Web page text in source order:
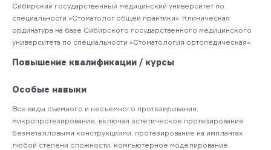
Сибирский государственный медицинский университет по
специальности «Стоматолог общей практики». Клиническая
ординатура на базе Сибирского государственного медицинского
университета по специальности «Стоматология ортопедическая».
Повышение квалификации / курсы
Особые навыки
Все виды съемного и несъемного протезирования,
микропротезирование, включая эстетическое протезирование
безметалловыми конструкциями, протезирование на имплантах
любой степени сложности, компьютерное моделирование,